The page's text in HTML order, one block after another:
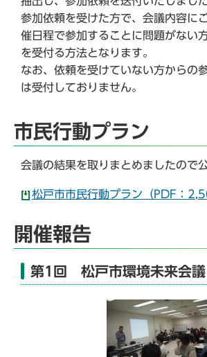
参加依頼を受けた方で、会議内容に
催日程で参加することに問題がない
を受付る方法となります。
なお、依頼を受けていない方からの
は受付しておりません。
市民行動プラン
会議の結果を取りまとめましたので
松戸市市民行動プラン（PDF：
開催報告
第1回 松戸市環境未来会議